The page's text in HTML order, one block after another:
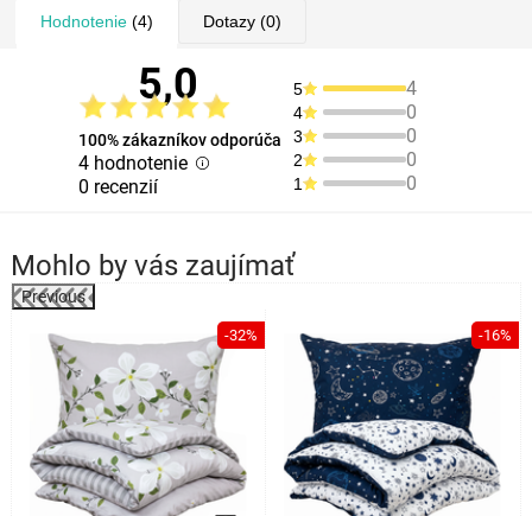
Hodnotenie(4) Dotazy(0)
5,0
100% zákazníkov odporúča
4 hodnotenie
0 recenzií
5 4
4 0
3 0
2 0
1 0
Mohlo by vás zaujímať
Previous
-32% -16%